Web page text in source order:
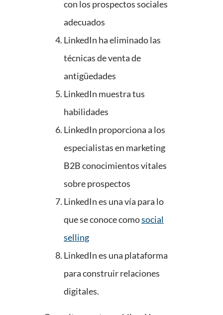
con los prospectos sociales
adecuados
LinkedIn ha eliminado las
técnicas de venta de
antigüedades
LinkedIn muestra tus
habilidades
LinkedIn proporciona a los
especialistas en marketing
B2B conocimientos vitales
sobre prospectos
LinkedIn es una vía para lo
que se conoce comosocial
selling
LinkedIn es una plataforma
para construir relaciones
digitales.